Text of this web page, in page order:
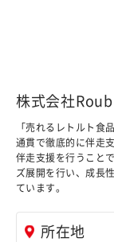
株式会社Roub
「売れるレトルト食
通貫で徹底的に伴走
伴走支援を行うこと
ズ展開を行い、成長
ています。
所在地